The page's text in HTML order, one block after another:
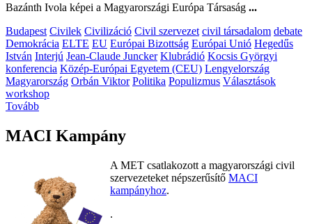
Bazánth Ivola képei a Magyarországi Európa Társaság ...
Budapest Civilek Civilizáció Civil szervezet civil társadalom debate
Demokrácia ELTE EU Európai Bizottság Európai Unió Hegedűs
István Interjú Jean-Claude Juncker Klubrádió Kocsis Györgyi
konferencia Közép-Európai Egyetem (CEU) Lengyelország
Magyarország Orbán Viktor Politika Populizmus Választások
workshop
Tovább
MACI Kampány
A MET csatlakozott a magyarországi civil
szervezeteket népszerűsítő MACI
kampányhoz.
.